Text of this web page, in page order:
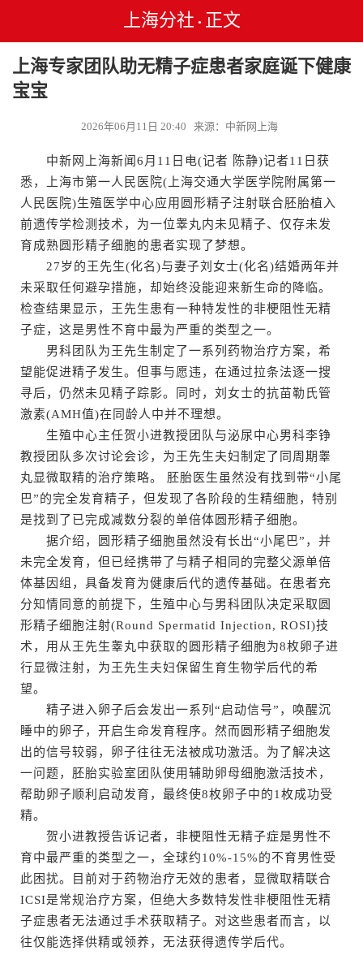
上海分社 • 正文
上海专家团队助无精子症患者家庭诞下健康
宝宝
2026年06月11日 20:40 来源：中新网上海
中新网上海新闻6月11日电(记者 陈静)记者11日获
悉，上海市第一人民医院(上海交通大学医学院附属第一
人民医院)生殖医学中心应用圆形精子注射联合胚胎植入
前遗传学检测技术，为一位睾丸内未见精子、仅存未发
育成熟圆形精子细胞的患者实现了梦想。
27岁的王先生(化名)与妻子刘女士(化名)结婚两年并
未采取任何避孕措施，却始终没能迎来新生命的降临。
检查结果显示，王先生患有一种特发性的非梗阻性无精
子症，这是男性不育中最为严重的类型之一。
男科团队为王先生制定了一系列药物治疗方案，希
望能促进精子发生。但事与愿违，在通过拉条法逐一搜
寻后，仍然未见精子踪影。同时，刘女士的抗苗勒氏管
激素(AMH值)在同龄人中并不理想。
生殖中心主任贺小进教授团队与泌尿中心男科李铮
教授团队多次讨论会诊，为王先生夫妇制定了同周期睾
丸显微取精的治疗策略。 胚胎医生虽然没有找到带“小尾
巴”的完全发育精子，但发现了各阶段的生精细胞，特别
是找到了已完成减数分裂的单倍体圆形精子细胞。
据介绍，圆形精子细胞虽然没有长出“小尾巴”，并
未完全发育，但已经携带了与精子相同的完整父源单倍
体基因组，具备发育为健康后代的遗传基础。在患者充
分知情同意的前提下，生殖中心与男科团队决定采取圆
形精子细胞注射(Round Spermatid Injection, ROSI)技
术，用从王先生睾丸中获取的圆形精子细胞为8枚卵子进
行显微注射，为王先生夫妇保留生育生物学后代的希
望。
精子进入卵子后会发出一系列“启动信号”，唤醒沉
睡中的卵子，开启生命发育程序。然而圆形精子细胞发
出的信号较弱，卵子往往无法被成功激活。为了解决这
一问题，胚胎实验室团队使用辅助卵母细胞激活技术，
帮助卵子顺利启动发育，最终使8枚卵子中的1枚成功受
精。
贺小进教授告诉记者，非梗阻性无精子症是男性不
育中最严重的类型之一，全球约10%-15%的不育男性受
此困扰。目前对于药物治疗无效的患者，显微取精联合
ICSI是常规治疗方案，但绝大多数特发性非梗阻性无精
子症患者无法通过手术获取精子。对这些患者而言，以
往仅能选择供精或领养，无法获得遗传学后代。